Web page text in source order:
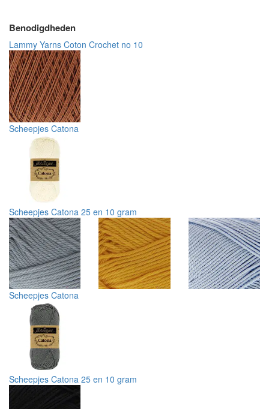
Benodigdheden
Lammy Yarns Coton Crochet no 10
Scheepjes Catona
Scheepjes Catona 25 en 10 gram
Scheepjes Catona
Scheepjes Catona 25 en 10 gram